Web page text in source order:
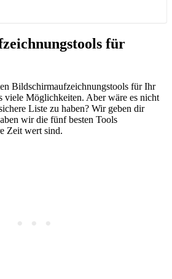
für
Bildschirmaufzeichnungstools für Ihr
viele Möglichkeiten. Aber wäre es nicht
Liste zu haben? Wir geben dir
wir die fünf besten Tools
Zeit wert sind.